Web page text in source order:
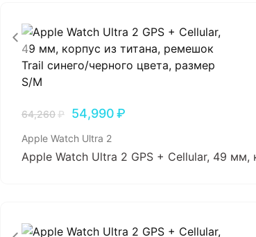
64,260₽ 54,990₽
Apple Watch Ultra 2
Apple Watch Ultra 2 GPS + Cellular, 49 мм,